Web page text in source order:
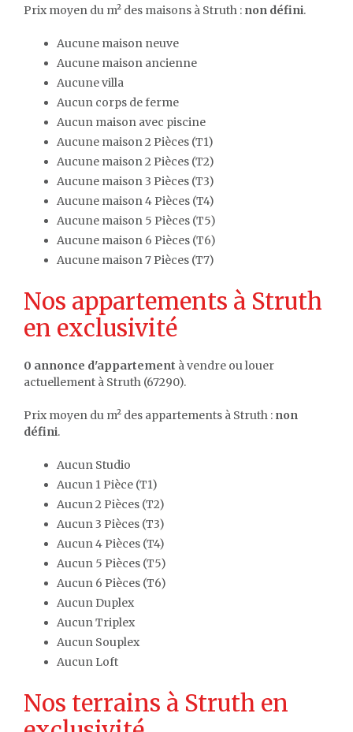
Prix moyen du m² des maisons à Struth : non défini.
Aucune maison neuve
Aucune maison ancienne
Aucune villa
Aucun corps de ferme
Aucun maison avec piscine
Aucune maison 2 Pièces (T1)
Aucune maison 2 Pièces (T2)
Aucune maison 3 Pièces (T3)
Aucune maison 4 Pièces (T4)
Aucune maison 5 Pièces (T5)
Aucune maison 6 Pièces (T6)
Aucune maison 7 Pièces (T7)
Nos appartements à Struth
en exclusivité
0 annonce d'appartement à vendre ou louer
actuellement à Struth (67290).
Prix moyen du m² des appartements à Struth : non
défini.
Aucun Studio
Aucun 1 Pièce (T1)
Aucun 2 Pièces (T2)
Aucun 3 Pièces (T3)
Aucun 4 Pièces (T4)
Aucun 5 Pièces (T5)
Aucun 6 Pièces (T6)
Aucun Duplex
Aucun Triplex
Aucun Souplex
Aucun Loft
Nos terrains à Struth en